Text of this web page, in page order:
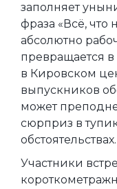
заполняет
фраза «Всё, что
абсолютно
превращается
в Кировском
выпускников
может
сюрприз в
обстоятельствах.
Участники